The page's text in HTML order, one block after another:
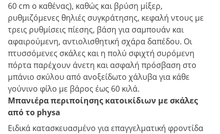
60 cm ο καθένας), καθώς και βρύση μίξερ,
ρυθμιζόμενες θηλιές συγκράτησης, κεφαλή ντους με
τρεις ρυθμίσεις πίεσης, βάση για σαμπουάν και
αφαιρούμενη, αντιολισθητική σχάρα δαπέδου. Οι
πτυσσόμενες σκάλες και η πολύ σφιχτή συρόμενη
πόρτα παρέχουν άνετη και ασφαλή πρόσβαση στο
μπάνιο σκύλου από ανοξείδωτο χάλυβα για κάθε
γούνινο φίλο με βάρος έως 60 κιλά.
Μπανιέρα περιποίησης κατοικίδιων με σκάλες
από το physa
Ειδικά κατασκευασμένο για επαγγελματική φροντίδα